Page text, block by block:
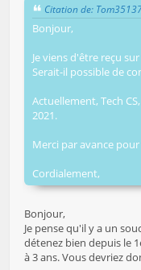
Citation de:
Bonjour,
Je viens d'être reçu
Serait-il possible de
Actuellement, Tech
2021.
Merci par avance
Cordialement,
Bonjour,
Je pense qu'il y a un
détenez bien depuis le
à 3 ans. Vous devriez